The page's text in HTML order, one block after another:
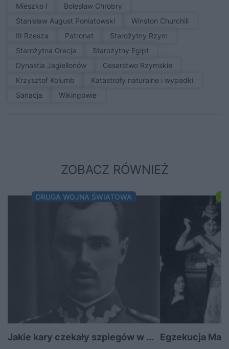
Mieszko I
Bolesław Chrobry
Stanisław August Poniatowski
Winston Churchill
III Rzesza
patronat
Starożytny Rzym
Starożytna Grecja
Starożytny Egipt
Dynastia Jagiellonów
Cesarstwo Rzymskie
Krzysztof Kolumb
Katastrofy naturalne i wypadki
sanacja
Wikingowie
ZOBACZ RÓWNIEŻ
DRUGA WOJNA ŚWIATOWA
Jakie kary czekały szpiegów w ... Egzekucja